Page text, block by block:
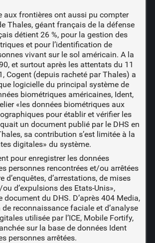
aux frontières ont aussi pu compter
Thales, géant français de la défense
détient 26 %, pour la gestion des
et pour l’identification de
vivant sur le sol américain. A la
et surtout après les attentats du 11
Cogent (depuis racheté par Thales) a
logicielle du principal système de
biométriques américaines, Ident,
«les données biométriques aux
pour établir et vérifier les
un document publié par le DHS en
sa contribution s’est limitée à la
digitales» du système.
pour enregistrer les données
personnes rencontrées et/ou arrêtées
d’enquêtes, d’arrestations, de mises
d’expulsions des Etats-Unis»,
document du DHS. D’après 404 Media,
reconnaissance faciale et d’analyse
utilisée par l’ICE, Mobile Fortify,
sur la base de données Ident
personnes arrêtées.